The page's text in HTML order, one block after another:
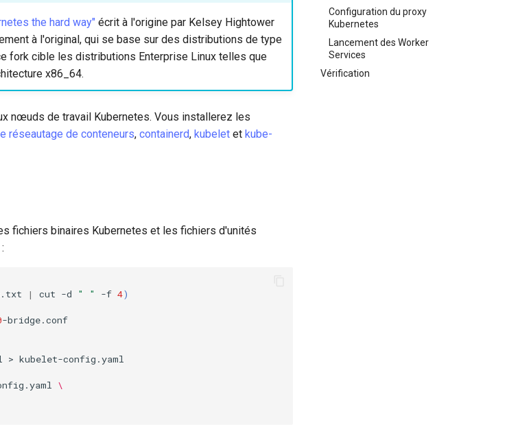
Configuration du proxy
Kubernetes
Lancement des Worker
Services
Vérification
the hard way" écrit à l'origine par Kelsey Hightower
à l'original, qui se base sur des distributions de type
fork cible les distributions Enterprise Linux telles que
x86_64.
nœuds de travail Kubernetes. Vous installerez les
réseautage de conteneurs, containerd, kubelet et kube-
fichiers binaires Kubernetes et les fichiers d'unités
| cut -d " " -f 4)
-bridge.conf
> kubelet-config.yaml
\